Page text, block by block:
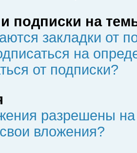
подписки на
закладки от
на
от подписки?
разрешены
вложения?